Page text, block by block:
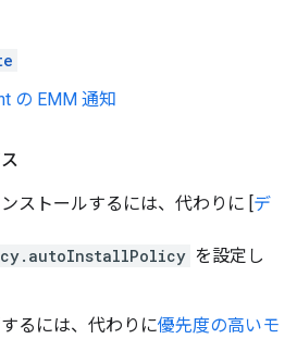
の EMM 通知
ストールするには、代わりに [デ
を設定し
るには、代わりに優先度の高いモ